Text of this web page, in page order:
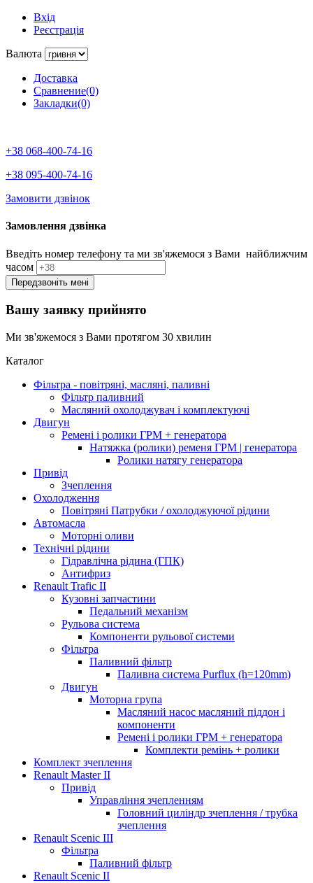
Вхід
Реєстрація
Валюта
Доставка
Сравнение(0)
Закладки(0)
+38 068-400-74-16
+38 095-400-74-16
Замовити дзвінок
Замовлення дзвінка
Введіть номер телефону та ми зв'яжемося з Вами найближчим
часом
Вашу заявку прийнято
Ми зв'яжемося з Вами протягом 30 хвилин
Каталог
Фільтра - повітряні, масляні, паливні
Фільтр паливний
Масляний охолоджувач і комплектуючі
Двигун
Ремені і ролики ГРМ + генератора
Натяжка (ролики) ременя ГРМ | генератора
Ролики натягу генератора
Привід
Зчеплення
Охолодження
Повітряні Патрубки / охолоджуючої рідини
Автомасла
Моторні оливи
Технічні рідини
Гідравлічна рідина (ГПК)
Антифриз
Renault Trafic II
Кузовні запчастини
Педальний механізм
Рульова система
Компоненти рульової системи
Фільтра
Паливний фільтр
Паливна система Purflux (h=120mm)
Двигун
Моторна група
Масляний насос масляний піддон і
компоненти
Ремені і ролики ГРМ + генератора
Комплекти ремінь + ролики
Комплект зчеплення
Renault Master II
Привід
Управління зчепленням
Головний циліндр зчеплення / трубка
зчеплення
Renault Scenic III
Фільтра
Паливний фільтр
Renault Scenic II